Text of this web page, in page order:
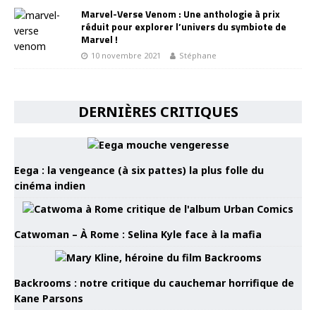
Marvel-Verse Venom : Une anthologie à prix
réduit pour explorer l’univers du symbiote de
Marvel !
10 novembre 2021 Stéphane
DERNIÈRES CRITIQUES
Eega : la vengeance (à six pattes) la plus folle du
cinéma indien
Catwoman – À Rome : Selina Kyle face à la mafia
Backrooms : notre critique du cauchemar horrifique de
Kane Parsons